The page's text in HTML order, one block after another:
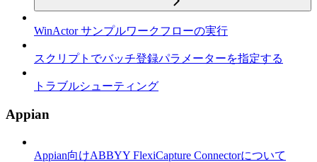
WinActor サンプルワークフローの実行
スクリプトでバッチ登録パラメーターを指定する
トラブルシューティング
Appian
Appian向けABBYY FlexiCapture Connectorについて